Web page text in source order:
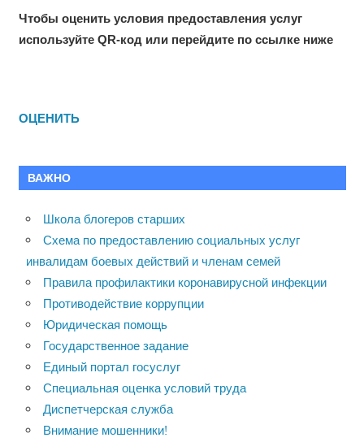
Чтобы оценить условия предоставления услуг
используйте QR-код или перейдите по ссылке ниже
ОЦЕНИТЬ
ВАЖНО
Школа блогеров старших
Схема по предоставлению социальных услуг
инвалидам боевых действий и членам семей
Правила профилактики коронавирусной инфекции
Противодействие коррупции
Юридическая помощь
Государственное задание
Единый портал госуслуг
Специальная оценка условий труда
Диспетчерская служба
Внимание мошенники!